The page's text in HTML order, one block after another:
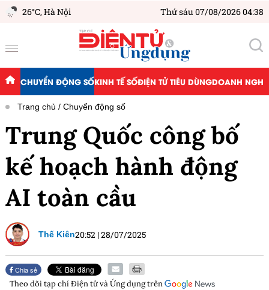
26°C,Hà Nội Thứ sáu 07/08/2026 04:38
CHUYỂN ĐỘNG SỐKINH TẾ SỐĐIỆN TỬ TIÊU DÙNGDOANH
Trang chủ Chuyển động số
Trung Quốc công bố
kế hoạch hành động
AI toàn cầu
Thế Kiên20:52 |28/07/2025
Chia sẻ
Theo dõi tạp chíĐiện tử và Ứng dụngtrên